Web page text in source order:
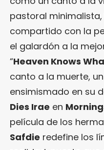
pastoral
compartido con la
el galardón a la
“Heaven Knows
canto a la muerte,
ensimismado en su
Dies Irae en
película de los
Safdie redefine los